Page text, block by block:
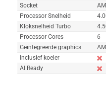
Socket
Processor Snelheid
Kloksnelheid Turbo
Processor Cores
6
Geïntegreerde graphics
Inclusief koeler
AI Ready